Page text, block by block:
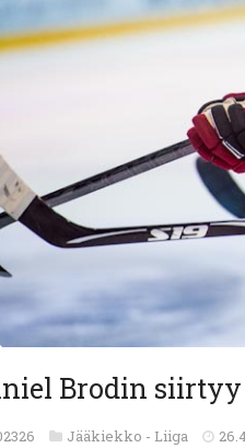
Brodin
Jääkiekko - Liiga